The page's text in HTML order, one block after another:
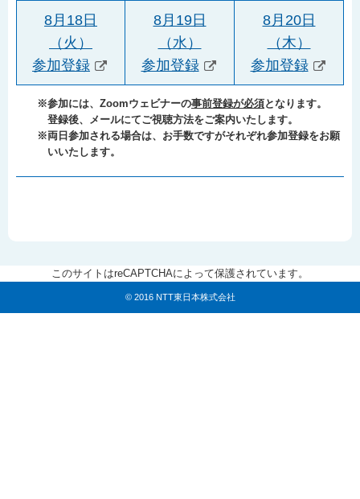
8月18日
（火）
参加登録
8月19日
（水）
参加登録
8月20日
（木）
参加登録
※参加には、Zoomウェビナーの事前登録が必須となります。
登録後、メールにてご視聴方法をご案内いたします。
※両日参加される場合は、お手数ですがそれぞれ参加登録をお願
いいたします。
このサイトはreCAPTCHAによって保護されています。
© 2016 NTT東日本株式会社